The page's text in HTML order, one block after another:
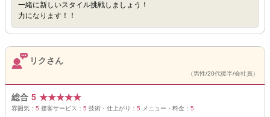
一緒に新しいスタイル挑戦しましょう！
力になります！！
リクさん
（男性/20代後半/会社員）
総合 5 ★★★★★
雰囲気： 5 接客サービス： 5 技術・仕上がり： 5 メニュー・料金： 5